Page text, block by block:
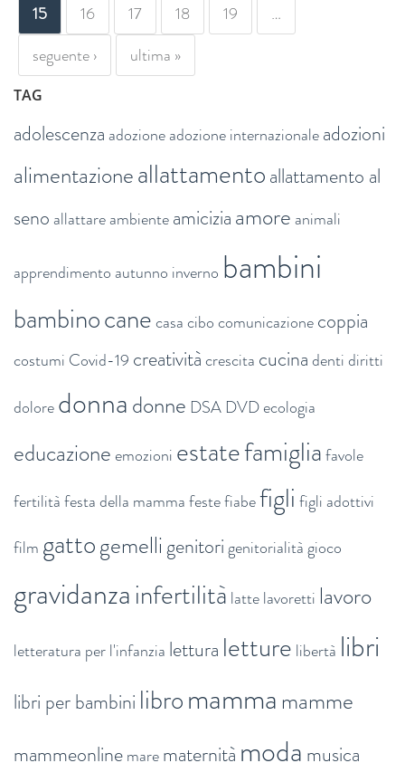
15
16 17 18 19
…
seguente ›
ultima »
TAG
adolescenza adozioneadozione internazionaleadozioni
alimentazioneallattamentoallattamento al
seno allattareambienteamiciziaamore animali
apprendimento autunno inverno bambini
bambinocanecasacibocomunicazionecoppia
costumi Covid-19 creativitàcrescita cucinadentidiritti
doloredonnadonne DSA DVDecologia
educazioneemozioni estatefamigliafavole
fertilitàfesta della mammafestefiabefigli figli adottivi
film gattogemelligenitorigenitorialitàgioco
gravidanzainfertilità lattelavoretti lavoro
letteratura per l'infanzia lettura letture libertà libri
libri per bambini libromamma mamme
mammeonlinemarematernità moda musica